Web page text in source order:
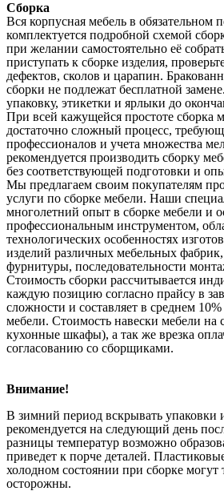
Сборка
Вся корпусная мебель в обязательном
комплектуется подробной схемой
при желании самостоятельно её
приступать к сборке изделия,
дефектов, сколов и царапин.
сборки не подлежат бесплатной
упаковку, этикетки и ярлыки до
При всей кажущейся простоте сборка
достаточно сложный процесс,
профессионалов и учета множества
рекомендуется производить сборку
без соответствующей подготовки и
Мы предлагаем своим покупателям
услуги по сборке мебели. Наши
многолетний опыт в сборке мебели и
профессиональным инструментом,
технологических особенностях
изделий различных мебельных фабрик,
фурнитуры, последовательности
Стоимость сборки рассчитывается
каждую позицию согласно прайсу в
сложности и составляет в среднем
мебели. Стоимость навески мебели на
кухонные шкафы), а так же врезка
согласованию со сборщиками.
Внимание!
В зимний период вскрывать упаковки
рекомендуется на следующий день
разницы температур возможно
приведет к порче деталей.
холодном состоянии при сборке могут
осторожны.